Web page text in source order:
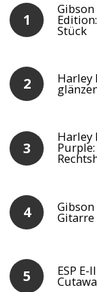
Stück
Harley
Harley
Gibson
Gitarre
ESP